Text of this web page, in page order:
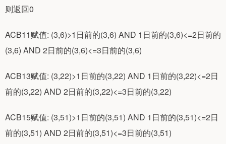
则返回0
ACB11赋值: (3,6)>1日前的(3,6) AND 1日前的(3,6)<=2日前的
(3,6) AND 2日前的(3,6)<=3日前的(3,6)
ACB13赋值: (3,22)>1日前的(3,22) AND 1日前的(3,22)<=2日
前的(3,22) AND 2日前的(3,22)<=3日前的(3,22)
ACB15赋值: (3,51)>1日前的(3,51) AND 1日前的(3,51)<=2日
前的(3,51) AND 2日前的(3,51)<=3日前的(3,51)